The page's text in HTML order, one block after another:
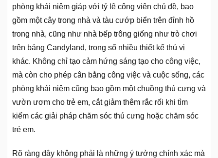
phòng khái niệm giáp với tỷ lệ công viên chủ đề, bao
gồm một cây trong nhà và tàu cướp biển trên đỉnh hồ
trong nhà, cũng như nhà bếp trông giống như trò chơi
trên bảng Candyland, trong số nhiều thiết kế thú vị
khác. Không chỉ tạo cảm hứng sáng tạo cho công việc,
mà còn cho phép cân bằng công việc và cuộc sống, các
phòng khái niệm cũng bao gồm một chuồng thú cưng và
vườn ươm cho trẻ em, cắt giảm thêm rắc rối khi tìm
kiếm các giải pháp chăm sóc thú cưng hoặc chăm sóc
trẻ em.
Rõ ràng đây không phải là những ý tưởng chính xác mà